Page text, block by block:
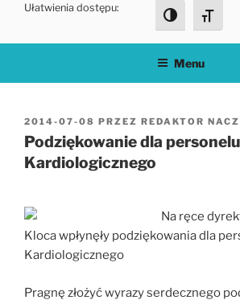
Ułatwienia dostępu:
Toggle High
Toggle
Menu
OPUBLIKOWANE
W
2014-07-08 PRZEZ REDAKTOR
Podziękowanie dla
Kardiologicznego
Na ręce
Kloca wpłynęły podziękowania dla
Kardiologicznego
Pragnę złożyć wyrazy serdecznego